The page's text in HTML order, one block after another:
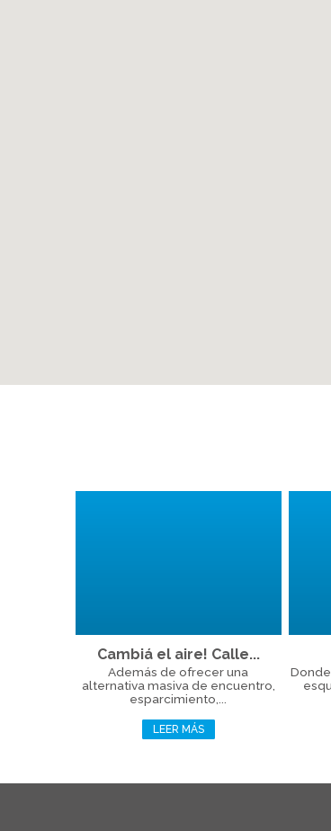
Cambiá el aire! Calle...
Además de ofrecer una
alternativa masiva de encuentro,
esparcimiento,...
LEER MÁS